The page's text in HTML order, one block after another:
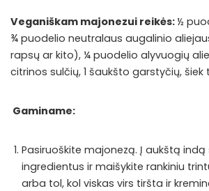
Veganiškam majonezui reikės: ½
¾ puodelio neutralaus augalinio
rapsų ar kito), ¼ puodelio alyvuogių
citrinos sulčių, 1 šaukšto garstyčių, šiek
Gaminame:
Pasiruoškite majonezą. Į aukštą indą
ingredientus ir maišykite rankiniu
arba tol, kol viskas virs tiršta ir